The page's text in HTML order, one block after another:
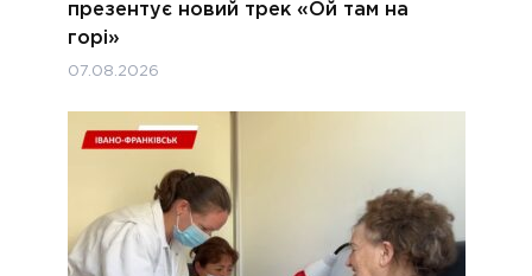
презентує новий трек «Ой там на
горі»
07.08.2026